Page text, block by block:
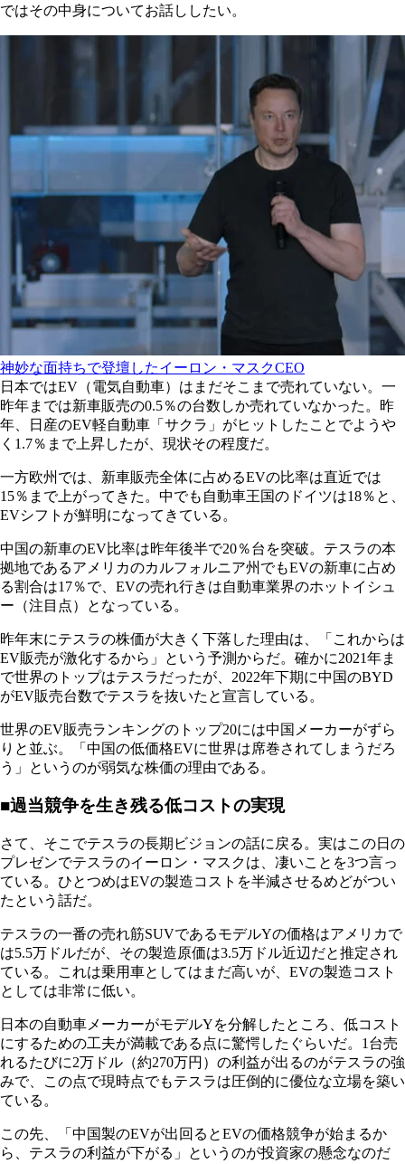
ではその中身についてお話ししたい。
神妙な面持ちで登壇したイーロン・マスクCEO
日本ではEV（電気自動車）はまだそこまで売れていない。一
昨年までは新車販売の0.5％の台数しか売れていなかった。昨
年、日産のEV軽自動車「サクラ」がヒットしたことでようや
く1.7％まで上昇したが、現状その程度だ。
一方欧州では、新車販売全体に占めるEVの比率は直近では
15％まで上がってきた。中でも自動車王国のドイツは18％と、
EVシフトが鮮明になってきている。
中国の新車のEV比率は昨年後半で20％台を突破。テスラの本
拠地であるアメリカのカルフォルニア州でもEVの新車に占め
る割合は17％で、EVの売れ行きは自動車業界のホットイシュ
ー（注目点）となっている。
昨年末にテスラの株価が大きく下落した理由は、「これからは
EV販売が激化するから」という予測からだ。確かに2021年ま
で世界のトップはテスラだったが、2022年下期に中国のBYD
がEV販売台数でテスラを抜いたと宣言している。
世界のEV販売ランキングのトップ20には中国メーカーがずら
りと並ぶ。「中国の低価格EVに世界は席巻されてしまうだろ
う」というのが弱気な株価の理由である。
■過当競争を生き残る低コストの実現
さて、そこでテスラの長期ビジョンの話に戻る。実はこの日の
プレゼンでテスラのイーロン・マスクは、凄いことを3つ言っ
ている。ひとつめはEVの製造コストを半減させるめどがつい
たという話だ。
テスラの一番の売れ筋SUVであるモデルYの価格はアメリカで
は5.5万ドルだが、その製造原価は3.5万ドル近辺だと推定され
ている。これは乗用車としてはまだ高いが、EVの製造コスト
としては非常に低い。
日本の自動車メーカーがモデルYを分解したところ、低コスト
にするための工夫が満載である点に驚愕したぐらいだ。1台売
れるたびに2万ドル（約270万円）の利益が出るのがテスラの強
みで、この点で現時点でもテスラは圧倒的に優位な立場を築い
ている。
この先、「中国製のEVが出回るとEVの価格競争が始まるか
ら、テスラの利益が下がる」というのが投資家の懸念なのだ